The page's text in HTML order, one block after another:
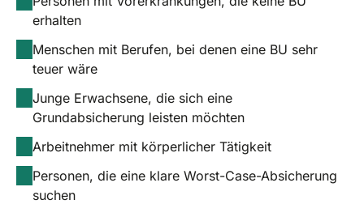
erhalten
Menschen mit Berufen, bei denen eine BU sehr
teuer wäre
Junge Erwachsene, die sich eine
Grundabsicherung leisten möchten
Arbeitnehmer mit körperlicher Tätigkeit
Personen, die eine klare Worst-Case-Absicherung
suchen